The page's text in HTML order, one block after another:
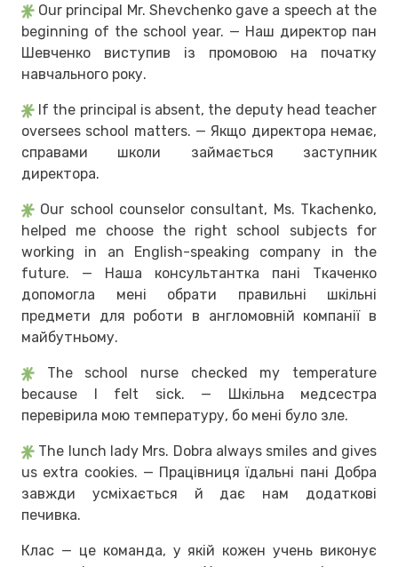
Our principal Mr. Shevchenko gave a speech at the
beginning of the school year. — Наш директор пан
Шевченко виступив із промовою на початку
навчального року.
If the principal is absent, the deputy head teacher
oversees school matters. — Якщо директора немає,
справами школи займається заступник
директора.
Our school counselor consultant, Ms. Tkachenko,
helped me choose the right school subjects for
working in an English-speaking company in the
future. — Наша консультантка пані Ткаченко
допомогла мені обрати правильні шкільні
предмети для роботи в англомовній компанії в
майбутньому.
The school nurse checked my temperature
because I felt sick. — Шкільна медсестра
перевірила мою температуру, бо мені було зле.
The lunch lady Mrs. Dobra always smiles and gives
us extra cookies. — Працівниця їдальні пані Добра
завжди усміхається й дає нам додаткові
печивка.
Клас — це команда, у якій кожен учень виконує